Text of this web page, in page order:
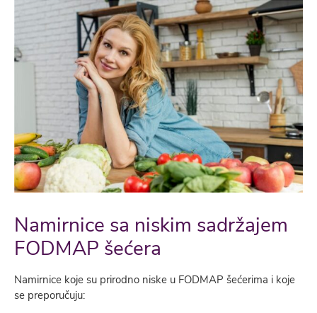
Namirnice sa niskim sadržajem
FODMAP šećera
Namirnice koje su prirodno niske u FODMAP šećerima i koje
se preporučuju: